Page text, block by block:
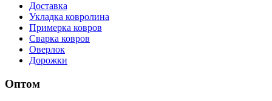
Доставка
Укладка ковролина
Примерка ковров
Сварка ковров
Оверлок
Дорожки
Оптом